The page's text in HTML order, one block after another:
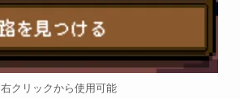
右クリックから使用可能